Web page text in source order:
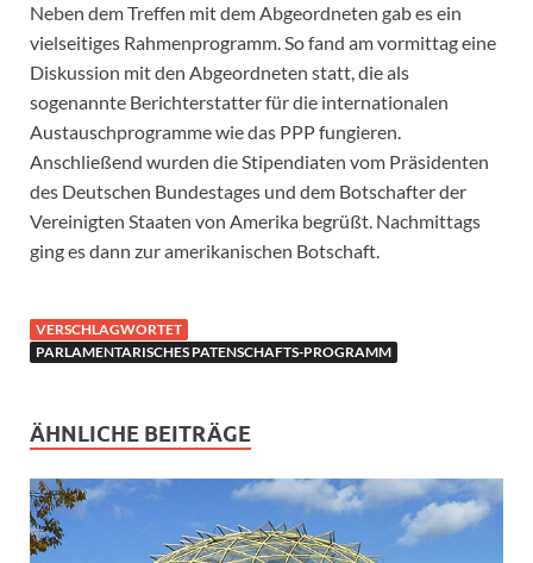
Neben dem Treffen mit dem Abgeordneten gab es ein
vielseitiges Rahmenprogramm. So fand am vormittag eine
Diskussion mit den Abgeordneten statt, die als
sogenannte Berichterstatter für die internationalen
Austauschprogramme wie das PPP fungieren.
Anschließend wurden die Stipendiaten vom Präsidenten
des Deutschen Bundestages und dem Botschafter der
Vereinigten Staaten von Amerika begrüßt. Nachmittags
ging es dann zur amerikanischen Botschaft.
VERSCHLAGWORTET
PARLAMENTARISCHES PATENSCHAFTS-PROGRAMM
ÄHNLICHE BEITRÄGE